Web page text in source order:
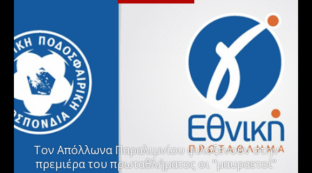
Τον Απόλλωνα Παραλιμνίου φιλοξενούν στην
πρεμιέρα του πρωταθλήματος οι “μαυραετοί”